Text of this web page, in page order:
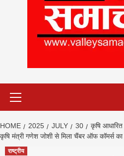
HOME 2025 JULY 30
कृषि
कृषि मंत्री गणेश जोशी से मिला चैंबर ऑफ कॉमर्स का
राष्ट्रीय